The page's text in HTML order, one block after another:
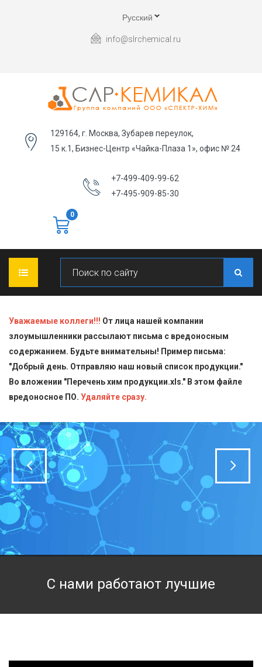
Русский
info@slrchemical.ru
129164, г. Москва, Зубарев переулок,
15 к.1, Бизнес-Центр «Чайка-Плаза 1», офис № 24
+7-499-409-99-62
+7-495-909-85-30
0
О КОМПАНИИ
ПРОДУКЦИЯ
Блескообразующие добавки
Индикаторы
Кислоты
Пищевая химия для производств
Стандарт-титры
Техническая химия
СТАТЬИ
ДОСТАВКА
СЕРТИФИКАТЫ
КОНТАКТЫ
Уважаемые коллеги!!! От лица нашей компании
злоумышленники рассылают письма с вредоносным
содержанием. Будьте внимательны! Пример письма:
"Добрый день. Отправляю наш новый список продукции."
Во вложении "Перечень хим продукции.xls." В этом файле
вредоносное ПО. Удаляйте сразу.
С нами работают лучшие